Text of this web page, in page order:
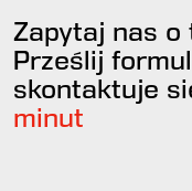
Zapytaj nas o
Prześlij
skontaktuje
minut